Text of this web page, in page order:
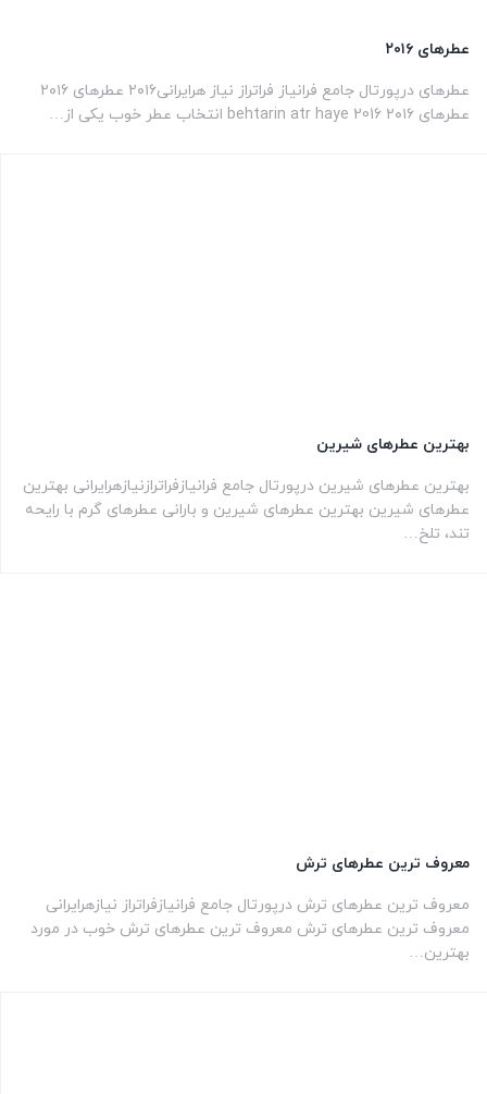
عطرهای ۲۰۱۶
عطرهای درپورتال جامع فرانیاز فراتراز نیاز هرایرانی۲۰۱۶ عطرهای ۲۰۱۶
عطرهای ۲۰۱۶ behtarin atr haye 2016 انتخاب عطر خوب یکی از…
بهترین عطرهای شیرین
بهترین عطرهای شیرین درپورتال جامع فرانیازفراترازنیازهرایرانی بهترین
عطرهای شیرین بهترین عطرهای شیرین و بارانی عطرهای گرم با رایحه
تند، تلخ…
معروف ترین عطرهای ترش
معروف ترین عطرهای ترش درپورتال جامع فرانیازفراتراز نیازهرایرانی
معروف ترین عطرهای ترش معروف ترین عطرهای ترش خوب در مورد
بهترین…